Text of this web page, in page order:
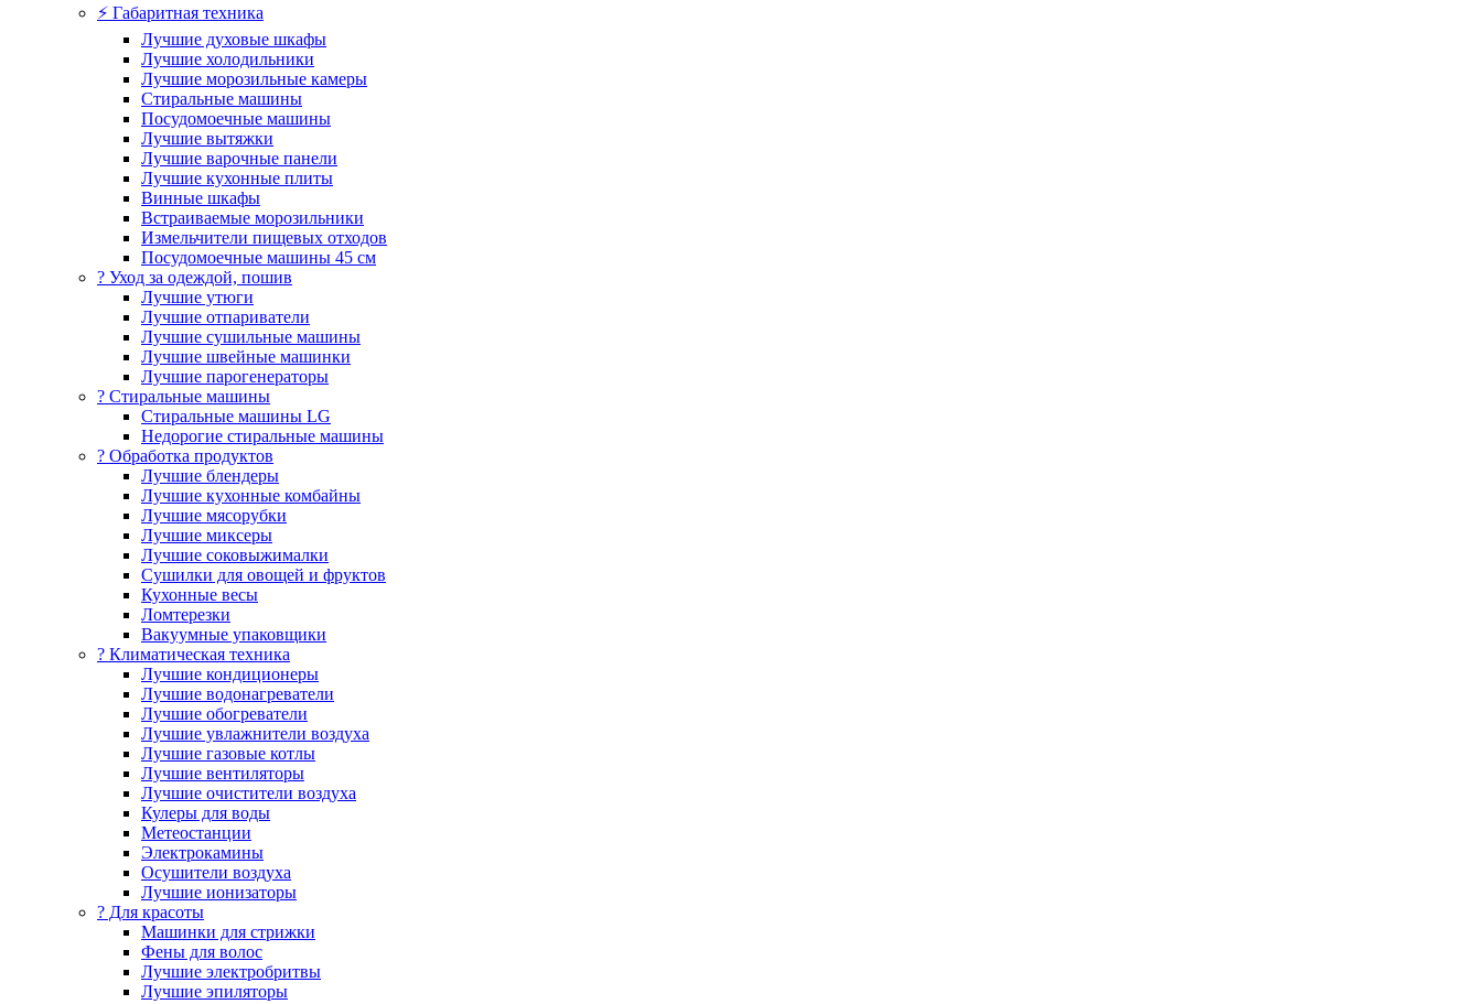
⚡ Габаритная техника
Лучшие духовые шкафы
Лучшие холодильники
Лучшие морозильные камеры
Стиральные машины
Посудомоечные машины
Лучшие вытяжки
Лучшие варочные панели
Лучшие кухонные плиты
Винные шкафы
Встраиваемые морозильники
Измельчители пищевых отходов
Посудомоечные машины 45 см
? Уход за одеждой, пошив
Лучшие утюги
Лучшие отпариватели
Лучшие сушильные машины
Лучшие швейные машинки
Лучшие парогенераторы
? Стиральные машины
Стиральные машины LG
Недорогие стиральные машины
? Обработка продуктов
Лучшие блендеры
Лучшие кухонные комбайны
Лучшие мясорубки
Лучшие миксеры
Лучшие соковыжималки
Сушилки для овощей и фруктов
Кухонные весы
Ломтерезки
Вакуумные упаковщики
?️ Климатическая техника
Лучшие кондиционеры
Лучшие водонагреватели
Лучшие обогреватели
Лучшие увлажнители воздуха
Лучшие газовые котлы
Лучшие вентиляторы
Лучшие очистители воздуха
Кулеры для воды
Метеостанции
Электрокамины
Осушители воздуха
Лучшие ионизаторы
? Для красоты
Машинки для стрижки
Фены для волос
Лучшие электробритвы
Лучшие эпиляторы